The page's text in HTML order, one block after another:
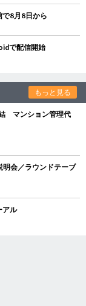
8月8日から
で配信開始
もっと見る
マンション管理代
会／ラウンドテーブ
アル